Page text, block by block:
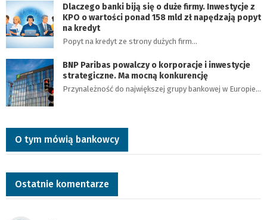
Dlaczego banki biją się o duże firmy. Inwestycje z
KPO o wartości ponad 158 mld zł napędzają popyt
na kredyt
Popyt na kredyt ze strony dużych firm…
BNP Paribas powalczy o korporacje i inwestycje
strategiczne. Ma mocną konkurencję
Przynależność do największej grupy bankowej w Europie…
O tym mówią bankowcy
Ostatnie komentarze